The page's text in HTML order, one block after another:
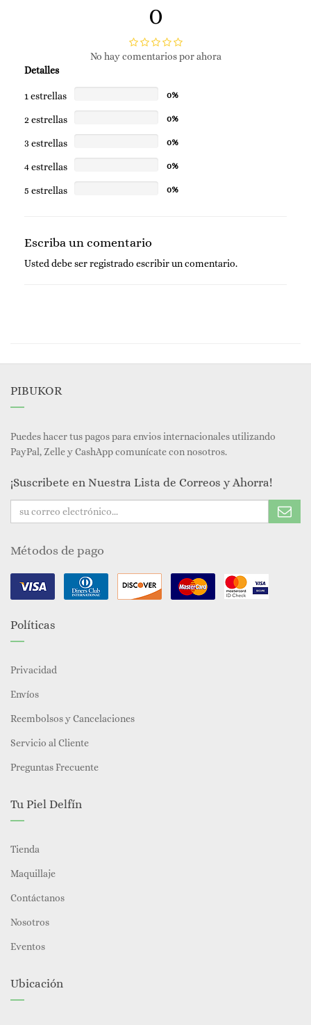
Ligero, no deja grasa ni sensación pegajosa.
Ideal para piel sensible.
0
No hay comentarios por ahora
Detalles
1 estrellas 0%
2 estrellas 0%
3 estrellas 0%
4 estrellas 0%
5 estrellas 0%
Escriba un comentario
Usted debe serregistrado escribir un comentario.
PIBUKOR
Puedes hacer tus pagos para envios internacionales utilizando
PayPal, Zelle y CashApp comunícate con nosotros.
¡Suscribete en Nuestra Lista de Correos y Ahorra!
Métodos de pago
Políticas
Privacidad
Envíos
Reembolsos y Cancelaciones
Servicio al Cliente
Preguntas Frecuente
Tu Piel Delfín
Tienda
Maquillaje
Contáctanos
Nosotros
Eventos
Ubicación